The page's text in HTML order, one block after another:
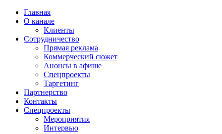
Главная
О канале
Клиенты
Сотрудничество
Прямая реклама
Коммерческий сюжет
Анонсы в афише
Cпецпроекты
Таргетинг
Партнерство
Контакты
Спецпроекты
Мероприятия
Интервью